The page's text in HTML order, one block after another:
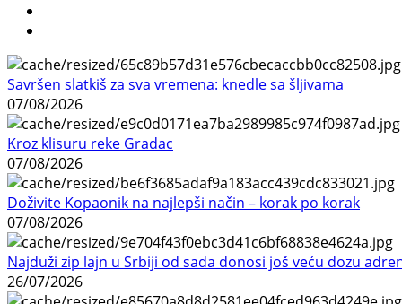
Savršen slatkiš za sva vremena: knedle sa šljivama
07/08/2026
Kroz klisuru reke Gradac
07/08/2026
Doživite Kopaonik na najlepši način – korak po korak
07/08/2026
Najduži zip lajn u Srbiji od sada donosi još veću dozu
26/07/2026